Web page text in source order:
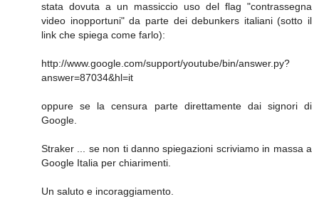
stata dovuta a un massiccio uso del flag "contrassegna
video inopportuni" da parte dei debunkers italiani (sotto il
link che spiega come farlo):
http://www.google.com/support/youtube/bin/answer.py?
answer=87034&hl=it
oppure se la censura parte direttamente dai signori di
Google.
Straker ... se non ti danno spiegazioni scriviamo in massa a
Google Italia per chiarimenti.
Un saluto e incoraggiamento.